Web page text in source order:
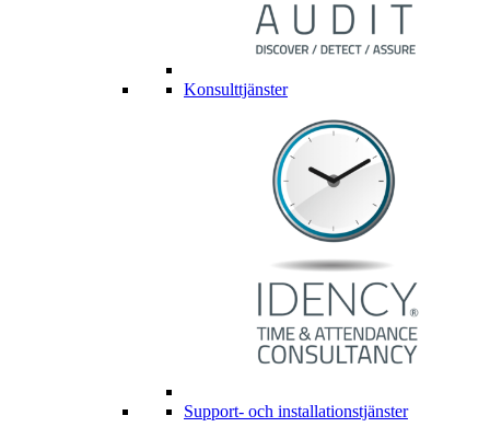
Konsulttjänster
Support- och installationstjänster